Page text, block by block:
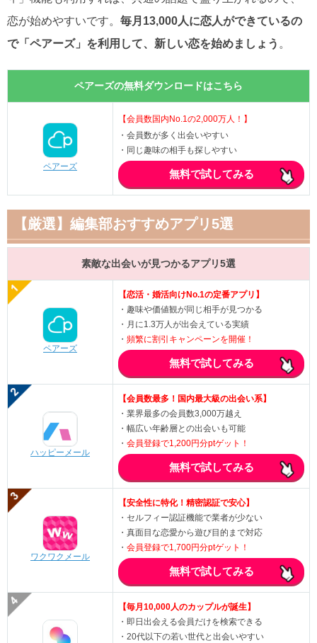
恋が始めやすいです。 毎月13,000人に恋人ができているの
で「ペアーズ」を利用して、新しい恋を始めましょう 。
ペアーズの無料ダウンロードはこちら
ペアーズ
【会員数国内No.1の2,000万人！】
・会員数が多く出会いやすい
・同じ趣味の相手も探しやすい
無料で試してみる
【厳選】編集部おすすめアプリ5選
素敵な出会いが見つかるアプリ5選
ペアーズ
【恋活・婚活向けNo.1の定番アプリ】
・趣味や価値観が同じ相手が見つかる
・月に1.3万人が出会えている実績
・ 頻繁に割引キャンペーンを開催！
無料で試してみる
ハッピーメール
【会員数最多！国内最大級の出会い系】
・業界最多の会員数3,000万越え
・幅広い年齢層との出会いも可能
・ 会員登録で1,200円分ptゲット！
無料で試してみる
ワクワクメール
【安全性に特化！精密認証で安心】
・セルフィー認証機能で業者が少ない
・真面目な恋愛から遊び目的まで対応
・ 会員登録で1,700円分ptゲット！
無料で試してみる
【毎月10,000人のカップルが誕生】
・即日出会える会員だけを検索できる
・20代以下の若い世代と出会いやすい